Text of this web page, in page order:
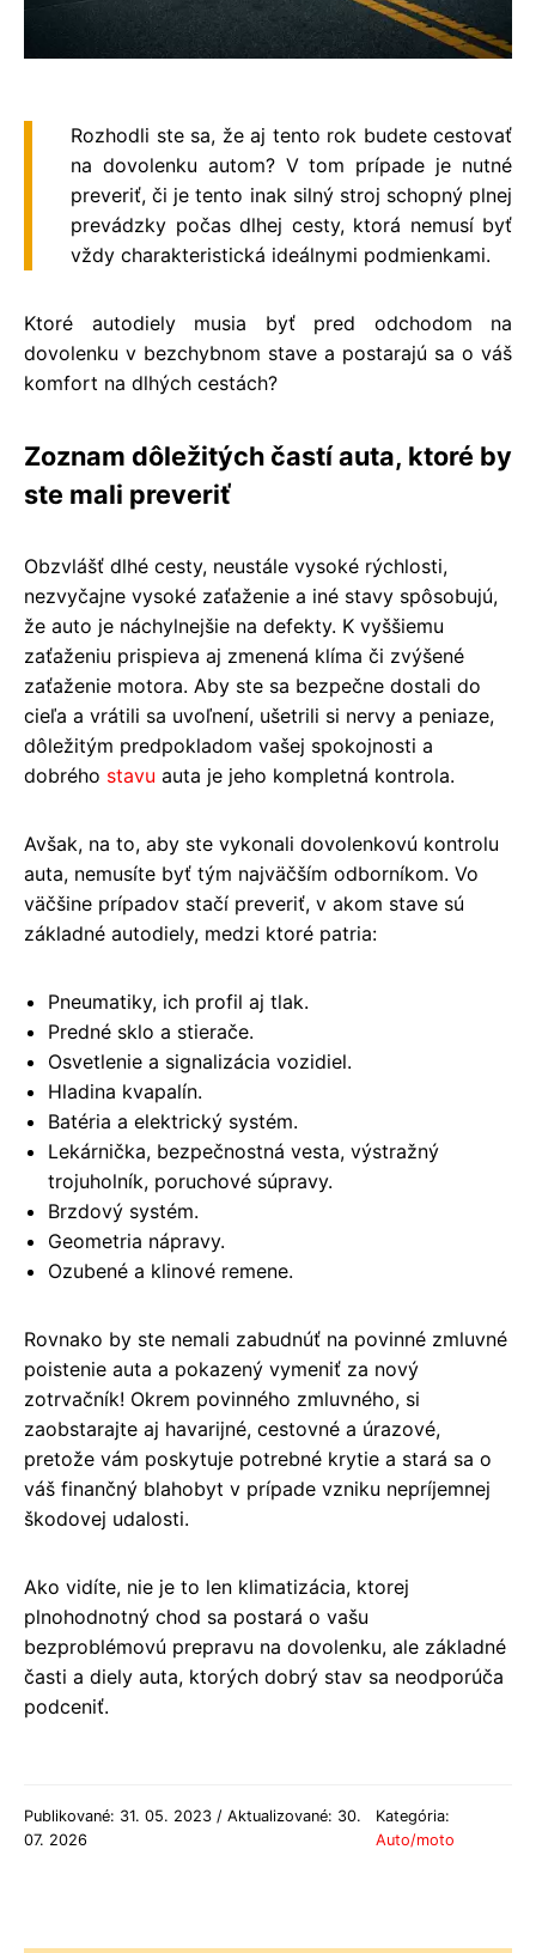
Rozhodli ste sa, že aj tento rok budete cestovať
na dovolenku autom? V tom prípade je nutné
preveriť, či je tento inak silný stroj schopný plnej
prevádzky počas dlhej cesty, ktorá nemusí byť
vždy charakteristická ideálnymi podmienkami.
Ktoré autodiely musia byť pred odchodom na
dovolenku v bezchybnom stave a postarajú sa o váš
komfort na dlhých cestách?
​Zoznam dôležitých častí auta, ktoré by
ste mali preveriť
Obzvlášť dlhé cesty, neustále vysoké rýchlosti,
nezvyčajne vysoké zaťaženie a iné stavy spôsobujú,
že auto je náchylnejšie na defekty. K vyššiemu
zaťaženiu prispieva aj zmenená klíma či zvýšené
zaťaženie motora. Aby ste sa bezpečne dostali do
cieľa a vrátili sa uvoľnení, ušetrili si nervy a peniaze,
dôležitým predpokladom vašej spokojnosti a
dobrého stavu auta je jeho kompletná kontrola.
Avšak, na to, aby ste vykonali dovolenkovú kontrolu
auta, nemusíte byť tým najväčším odborníkom. Vo
väčšine prípadov stačí preveriť, v akom stave sú
základné autodiely, medzi ktoré patria:
Pneumatiky, ich profil aj tlak.
Predné sklo a stierače.
Osvetlenie a signalizácia vozidiel.
Hladina kvapalín.
Batéria a elektrický systém.
Lekárnička, bezpečnostná vesta, výstražný
trojuholník, poruchové súpravy.
Brzdový systém.
Geometria nápravy.
Ozubené a klinové remene.
Rovnako by ste nemali zabudnúť na povinné zmluvné
poistenie auta a pokazený vymeniť za nový
zotrvačník! Okrem povinného zmluvného, si
zaobstarajte aj havarijné, cestovné a úrazové,
pretože vám poskytuje potrebné krytie a stará sa o
váš finančný blahobyt v prípade vzniku nepríjemnej
škodovej udalosti.
Ako vidíte, nie je to len klimatizácia, ktorej
plnohodnotný chod sa postará o vašu
bezproblémovú prepravu na dovolenku, ale základné
časti a diely auta, ktorých dobrý stav sa neodporúča
podceniť.
Publikované: 31. 05. 2023 / Aktualizované: 30.
07. 2026
Kategória:
Auto/moto